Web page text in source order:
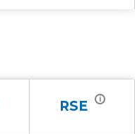
RSE i